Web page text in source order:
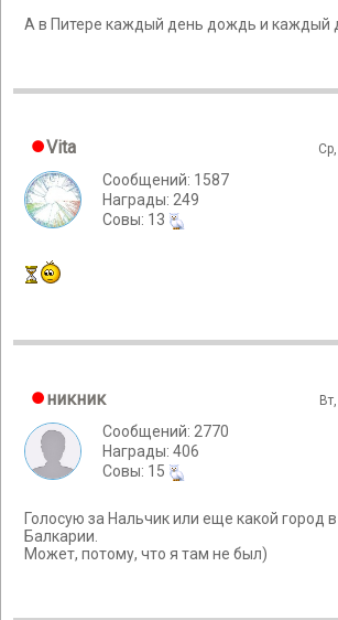
А в Питере каждый день дождь и каждый
Vita
Сообщений: 1587
Награды: 249
Cовы: 13
никник
Сообщений: 2770
Награды: 406
Cовы: 15
Голосую за Нальчик или еще какой город
Балкарии.
Может, потому, что я там не был)